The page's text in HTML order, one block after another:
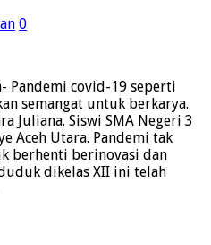
0
Pandemi covid-19 seperti
semangat untuk berkarya.
Juliana. Siswi SMA Negeri 3
Aceh Utara. Pandemi tak
berhenti berinovasi dan
dikelas XII ini telah